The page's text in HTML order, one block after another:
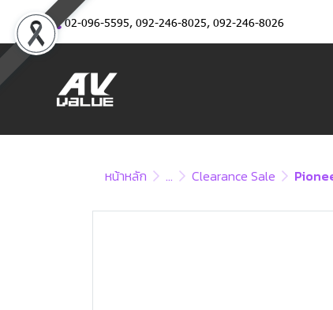
02-096-5595, 092-246-8025, 092-246-8026
หน้าหลัก ... Clearance Sale